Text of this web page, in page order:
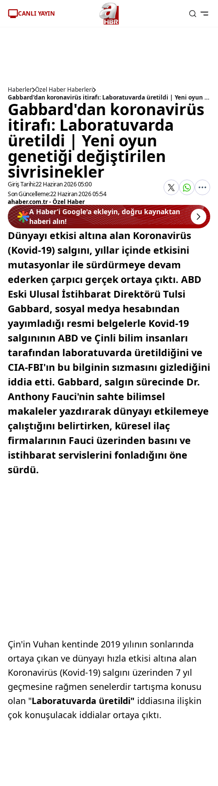
CANLI YAYIN
Haberler Özel Haber Haberleri
Gabbard'dan koronavirüs itirafı: Laboratuvarda üretildi | Yeni oyun genetiği değiştirilen sivrisinekler
Gabbard'dan koronavirüs
itirafı: Laboratuvarda
üretildi | Yeni oyun
genetiği değiştirilen
sivrisinekler
Giriş Tarihi:22 Haziran 2026 05:00
Son Güncelleme:22 Haziran 2026 05:54
ahaber.com.tr - Özel Haber
A Haber’i Google'a ekleyin, doğru kaynaktan
haberi alın!
Dünyayı etkisi altına alan Koronavirüs
(Kovid-19) salgını, yıllar içinde etkisini
mutasyonlar ile sürdürmeye devam
ederken çarpıcı gerçek ortaya çıktı. ABD
Eski Ulusal İstihbarat Direktörü Tulsi
Gabbard, sosyal medya hesabından
yayımladığı resmi belgelerle Kovid-19
salgınının ABD ve Çinli bilim insanları
tarafından laboratuvarda üretildiğini ve
CIA-FBI'ın bu bilginin sızmasını gizlediğini
iddia etti. Gabbard, salgın sürecinde Dr.
Anthony Fauci'nin sahte bilimsel
makaleler yazdırarak dünyayı etkilemeye
çalıştığını belirtirken, küresel ilaç
firmalarının Fauci üzerinden basını ve
istihbarat servislerini fonladığını öne
sürdü.
Çin'in Vuhan kentinde 2019 yılının sonlarında
ortaya çıkan ve dünyayı hızla etkisi altına alan
Koronavirüs (Kovid-19) salgını üzerinden 7 yıl
geçmesine rağmen senelerdir tartışma konusu
olan "Laboratuvarda üretildi" iddiasına ilişkin
çok konuşulacak iddialar ortaya çıktı.